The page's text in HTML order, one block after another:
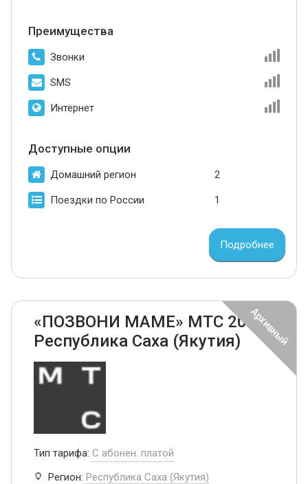
Преимущества
Звонки
SMS
Интернет
Доступные опции
Домашний регион 2
Поездки по России 1
Подробнее
«ПОЗВОНИ МАМЕ» МТС 2024
Республика Саха (Якутия)
Тип тарифа: С абонен. платой
Регион: Республика Саха (Якутия)